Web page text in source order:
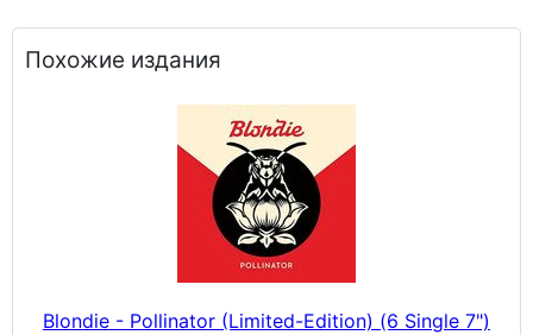
Похожие издания
Blondie - Pollinator (Limited-Edition) (6 Single 7")